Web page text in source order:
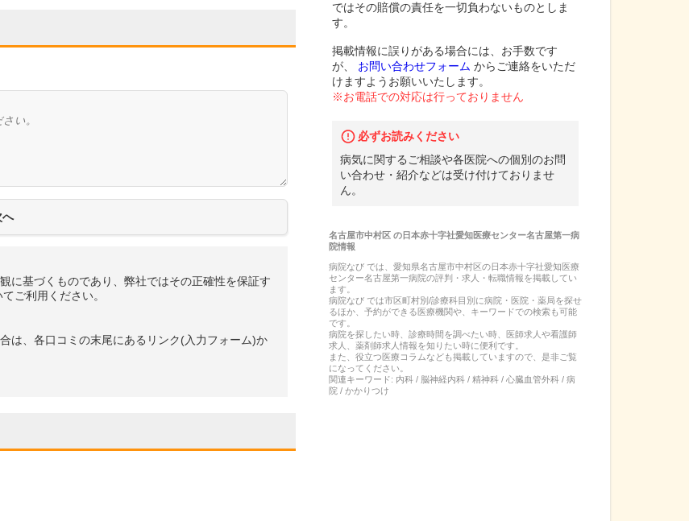
に基づくものであり、弊社ではその正確性を保証す
ご利用ください。
は、各口コミの末尾にあるリンク(入力フォーム)か
ではその賠償の責任を一切負わないものとしま
す。
掲載情報に誤りがある場合には、お手数です
が、
お問い合わせフォーム からご連絡をいただ
けますようお願いいたします。
※お電話での対応は行っておりません
必ずお読みください
病気に関するご相談や各医院への個別のお問
い合わせ・紹介などは受け付けておりませ
ん。
名古屋市中村区の日本赤十字社愛知医療センター名古屋第一病
院情報
病院なび では、 愛知県名古屋市中村区の日本赤十字社愛知医療
センター名古屋第一病院の評判・求人・転職情報を掲載してい
ます。
病院なび では市区町村別/診療科目別に病院・医院・薬局を探せ
るほか、予約ができる医療機関や、キーワードでの検索も可能
です。
病院を探したい時、診療時間を調べたい時、医師求人や看護師
求人、薬剤師求人情報を知りたい時に便利です。
また、役立つ医療コラムなども掲載していますので、是非ご覧
になってください。
関連キーワード: 内科 / 脳神経内科 / 精神科 / 心臓血管外科 / 病
院 / かかりつけ